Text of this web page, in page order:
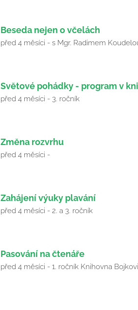
Beseda nejen o včelách
před 4 měsíci - s Mgr. Radimem
Světové pohádky - program v
před 4 měsíci - 3. ročník
Změna rozvrhu
před 4 měsíci -
Zahájení výuky plavání
před 4 měsíci - 2. a 3. ročník
Pasování na čtenáře
před 4 měsíci - 1. ročník Knihovna